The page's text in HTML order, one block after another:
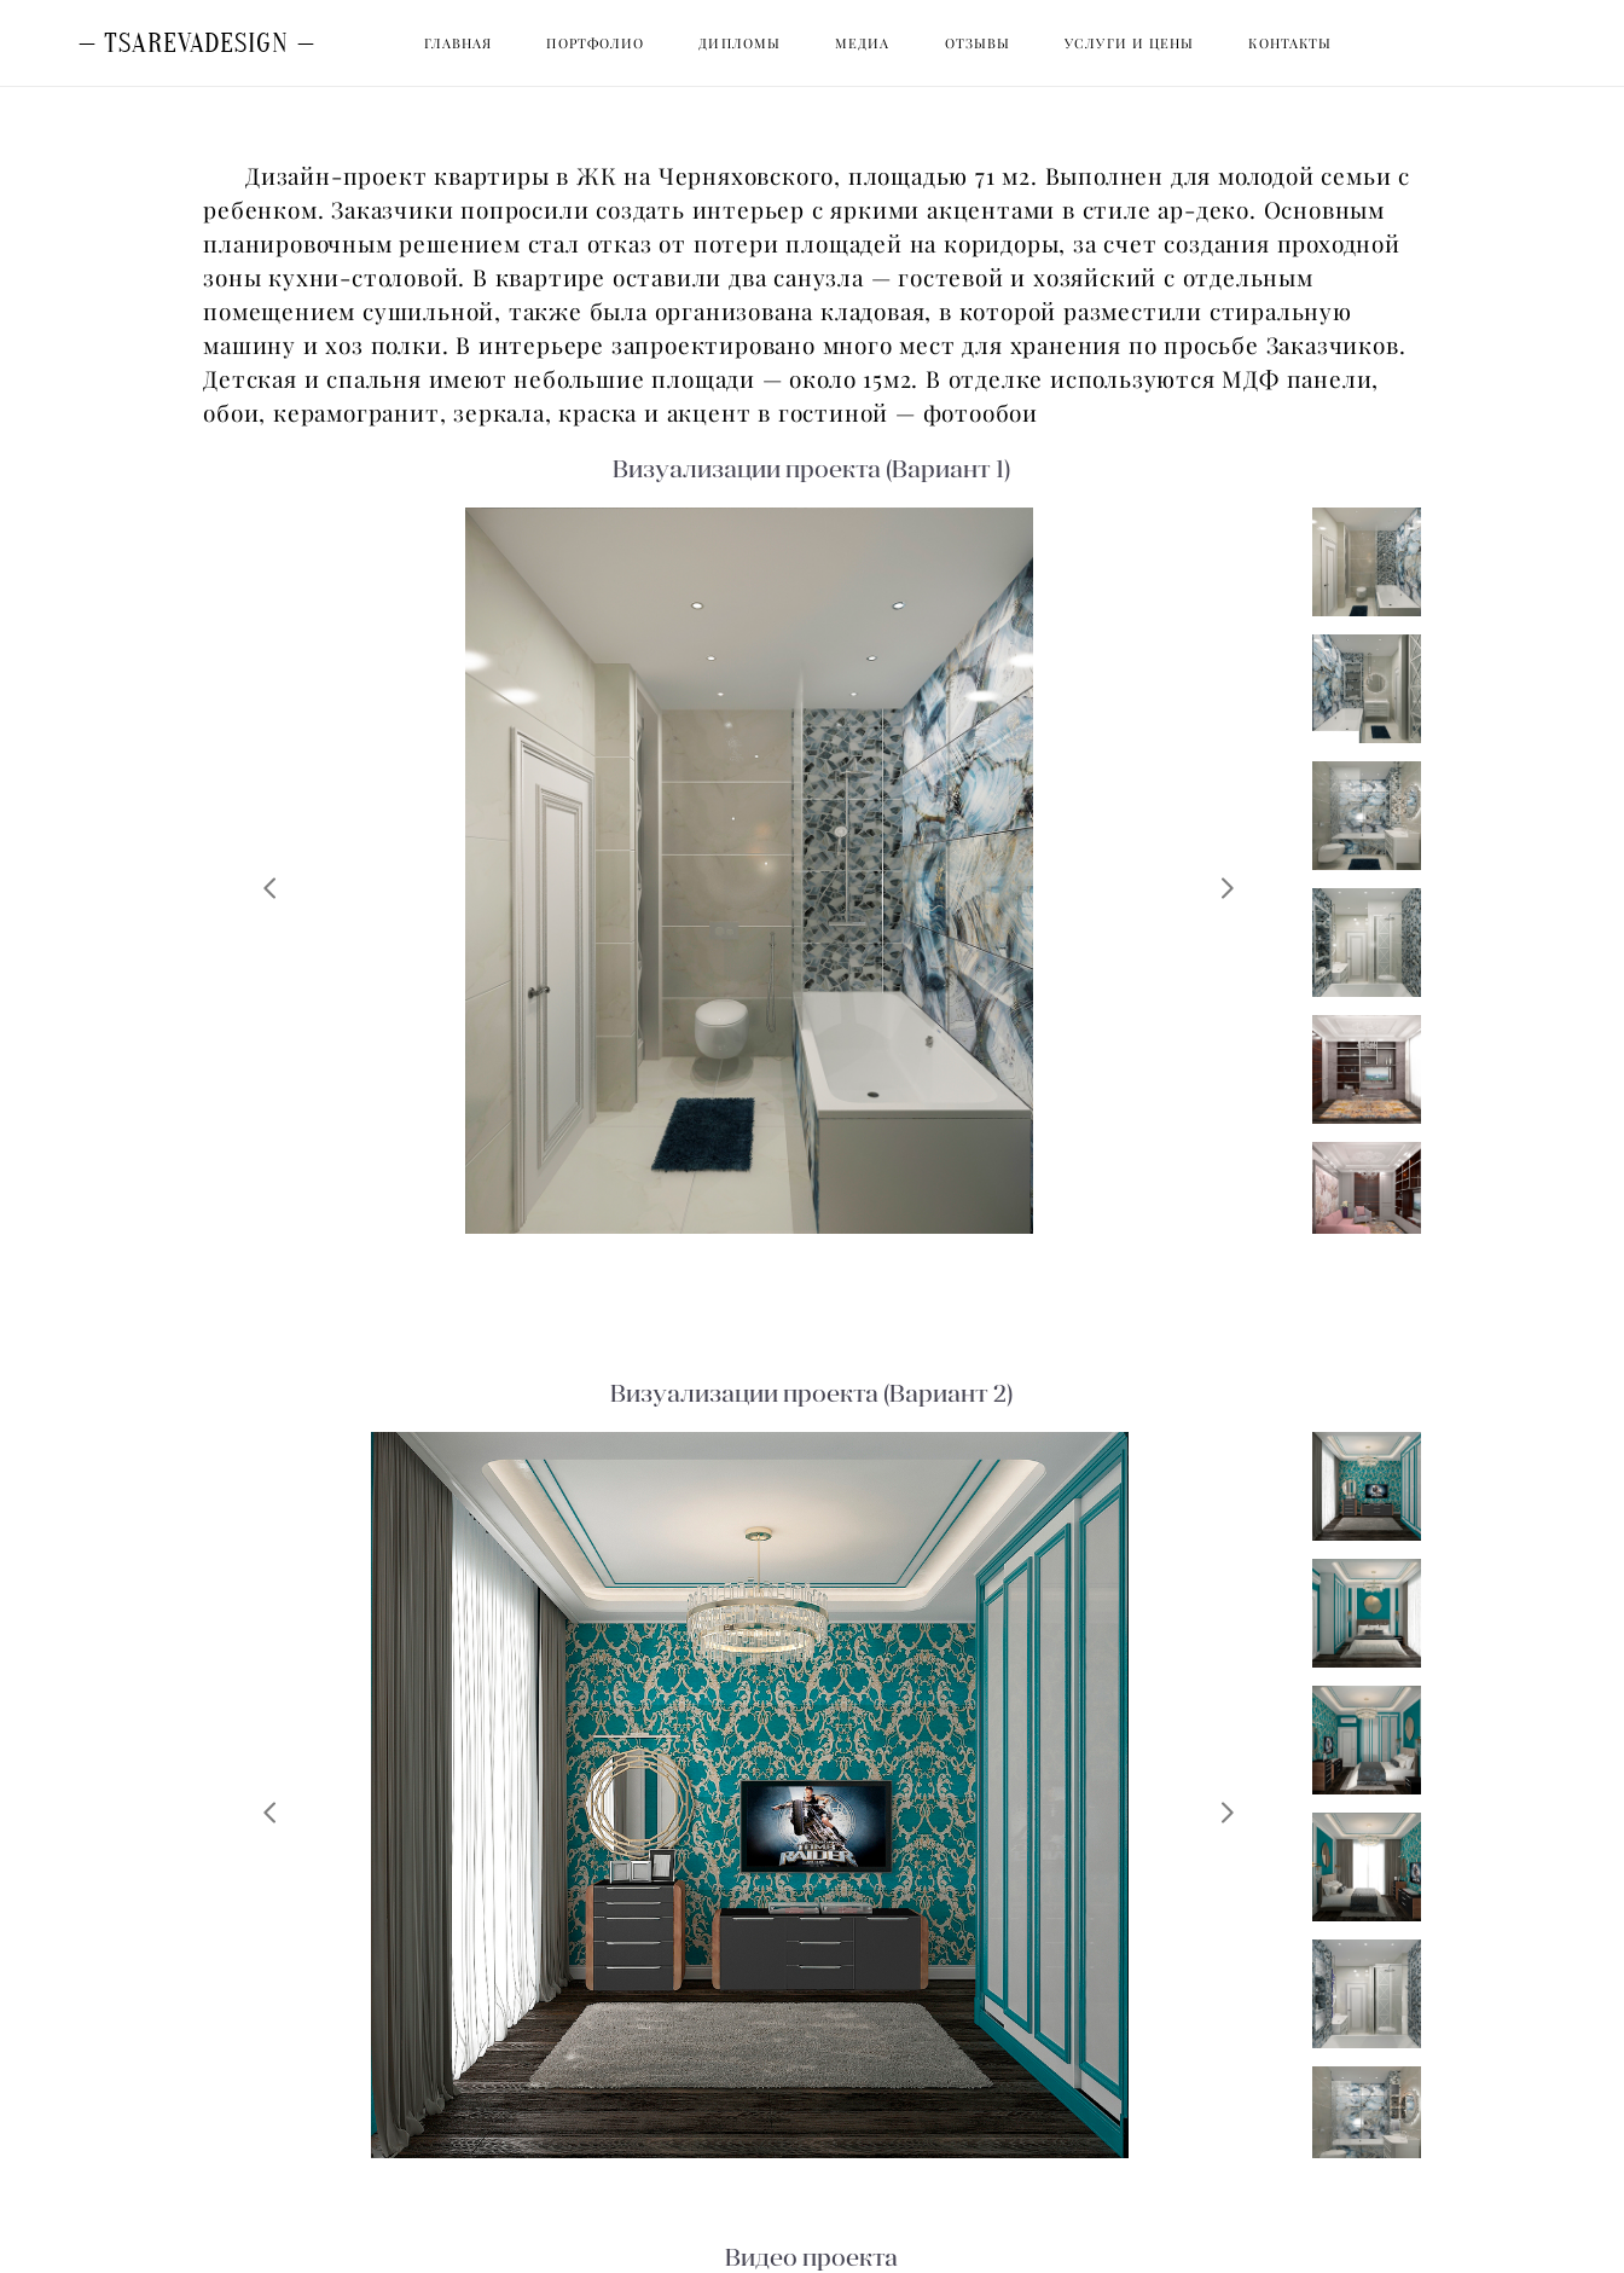
— TSAREVADESIGN — ГЛАВНАЯ ПОРТФОЛИО ДИПЛОМЫ МЕДИА ОТЗЫВЫ УСЛУГИ И ЦЕНЫ КОНТАКТЫ
— TSAREVADESIGN — ГЛАВНАЯ ПОРТФОЛИО ДИПЛОМЫ МЕДИА ОТЗЫВЫ УСЛУГИ И ЦЕНЫ КОНТАКТЫ
Дизайн-проект квартиры в ЖК на Черняховского, площадью 71 м2. Выполнен для молодой семьи с
ребенком. Заказчики попросили создать интерьер с яркими акцентами в стиле ар-деко. Основным
планировочным решением стал отказ от потери площадей на коридоры, за счет создания проходной
зоны кухни-столовой. В квартире оставили два санузла — гостевой и хозяйский с отдельным
помещением сушильной, также была организована кладовая, в которой разместили стиральную
машину и хоз полки. В интерьере запроектировано много мест для хранения по просьбе Заказчиков.
Детская и спальня имеют небольшие площади — около 15м2. В отделке используются МДФ панели,
обои, керамогранит, зеркала, краска и акцент в гостиной — фотообои
Визуализации проекта (Вариант 1)
Визуализации проекта (Вариант 2)
Видео проекта